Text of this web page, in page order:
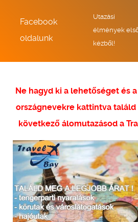
Facebook
oldalunk
Utazási
élmények
kézből!
Ne hagyd ki a lehetőséget és
országnevekre kattintva
következő álomutazásod a